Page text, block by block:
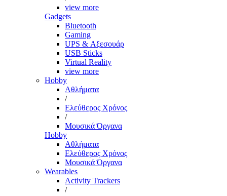
view more
Gadgets
Bluetooth
Gaming
UPS & Αξεσουάρ
USB Sticks
Virtual Reality
view more
Hobby
Αθλήματα
/
Ελεύθερος Χρόνος
/
Μουσικά Όργανα
Hobby
Αθλήματα
Ελεύθερος Χρόνος
Μουσικά Όργανα
Wearables
Activity Trackers
/